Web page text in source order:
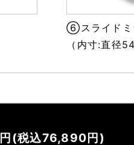
⑥スライドミ
（内寸:直径
円(税込76,890円)